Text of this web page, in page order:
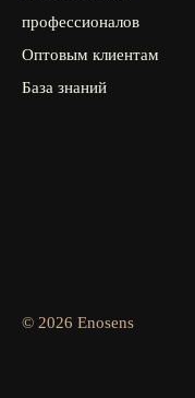
профессионалов
Оптовым клиентам
База знаний
© 2026 Enosens